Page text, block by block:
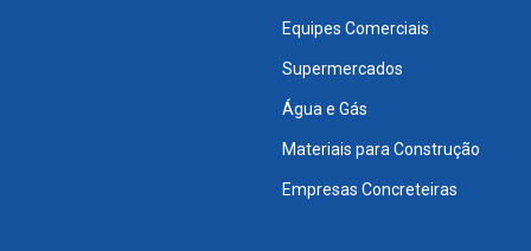
Equipes Comerciais
Supermercados
Água e Gás
Materiais para Construção
Empresas Concreteiras